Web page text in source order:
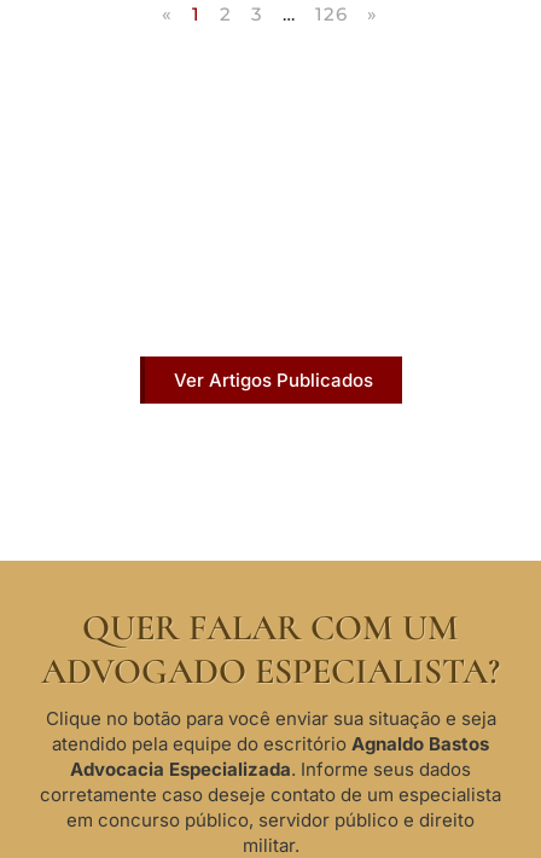
« 1 2 3 … 126 »
Ver Artigos Publicados
QUER FALAR COM UM
ADVOGADO ESPECIALISTA?
Clique no botão para você enviar sua situação e seja
atendido pela equipe do escritório Agnaldo Bastos
Advocacia Especializada. Informe seus dados
corretamente caso deseje contato de um especialista
em concurso público, servidor público e direito
militar.